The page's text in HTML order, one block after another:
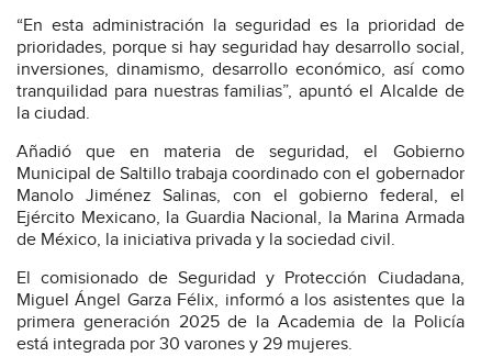
“En esta administración la seguridad es la prioridad de
prioridades, porque si hay seguridad hay desarrollo social,
inversiones, dinamismo, desarrollo económico, así como
tranquilidad para nuestras familias”, apuntó el Alcalde de
la ciudad.
Añadió que en materia de seguridad, el Gobierno
Municipal de Saltillo trabaja coordinado con el gobernador
Manolo Jiménez Salinas, con el gobierno federal, el
Ejército Mexicano, la Guardia Nacional, la Marina Armada
de México, la iniciativa privada y la sociedad civil.
El comisionado de Seguridad y Protección Ciudadana,
Miguel Ángel Garza Félix, informó a los asistentes que la
primera generación 2025 de la Academia de la Policía
está integrada por 30 varones y 29 mujeres.